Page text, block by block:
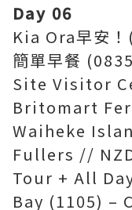
Day 06
Kia Ora早安
簡單早餐
Site Visitor
Britomart
Waiheke
Fullers //
Tour + All
Bay (1105) –